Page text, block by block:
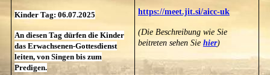
Kinder Tag: 06.07.2025
An diesen Tag dürfen die Kinder
das Erwachsenen-Gottesdienst
leiten, von Singen bis zum
Predigen.
https://meet.jit.si/aicc-uk
(Die Beschreibung wie Sie
beitreten sehen Sie hier)